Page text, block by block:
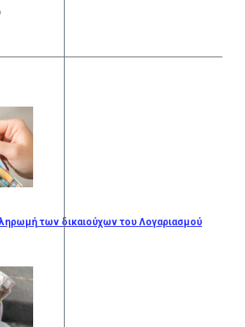
των δικαιούχων του Λογαριασμού